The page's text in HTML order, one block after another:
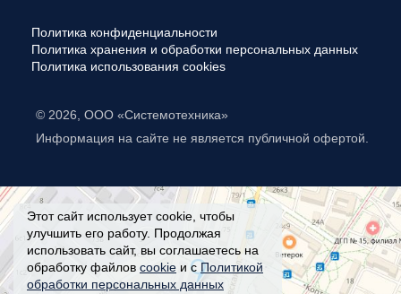
Политика конфиденциальности
Политика хранения и обработки персональных данных
Политика использования cookies
© 2026, ООО «Системотехника»
Информация на сайте не является публичной офертой.
Этот сайт использует cookie, чтобы
улучшить его работу. Продолжая
использовать сайт, вы соглашаетесь на
обработку файлов cookie и с Политикой
обработки персональных данных